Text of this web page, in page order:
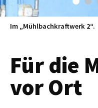
Im „Mühlbachkraftwerk 2“.
Für die
vor Ort